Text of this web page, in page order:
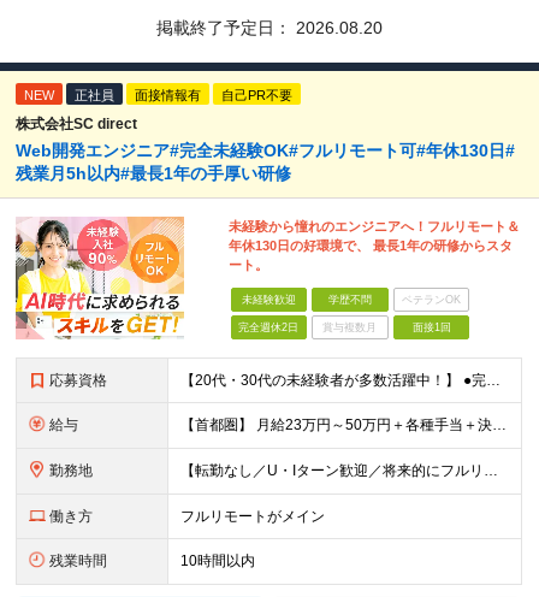
掲載終了予定日： 2026.08.20
NEW 正社員 面接情報有 自己PR不要
株式会社SC direct
Web開発エンジニア#完全未経験OK#フルリモート可#年休130日#
残業月5h以内#最長1年の手厚い研修
未経験から憧れのエンジニアへ！フルリモート＆
年休130日の好環境で、 最長1年の研修からスタ
ート。
未経験歓迎 学歴不問 ベテランOK
完全週休2日 賞与複数月 面接1回
応募資格 【20代・30代の未経験者が多数活躍中！】 ●完全未経験、第二新卒、既卒、フリーターの方大歓迎！ ●学歴・職歴・転職回数・ブランク一切不問 ※34歳までの方（若年層の長期キャリア形成を図るため） ★
給与 【首都圏】 月給23万円～50万円＋各種手当＋決算賞与 【大阪】 月給22万円～50万円＋各種手当＋決算賞与 【愛知】 月給21.5万円～50万円＋各種手当＋決算賞与 【福岡・宮城】 月給20万
勤務地 【転勤なし／U・Iターン歓迎／将来的にフルリモートOK】 本社（新宿区）、大阪支店、名古屋支店または東京都・神奈川県・千葉県・埼玉県・愛知県・大阪府・福岡県をはじめ、全国のプロジェクト先 ※ご希望を
働き方 フルリモートがメイン
残業時間 10時間以内